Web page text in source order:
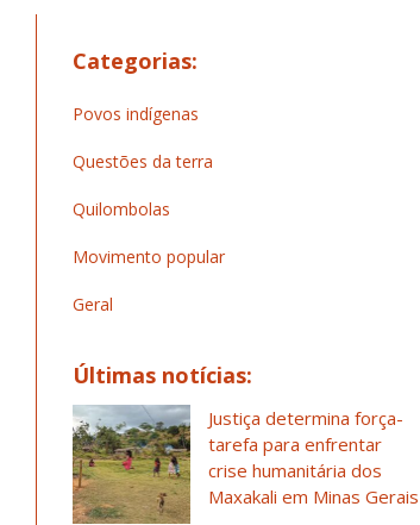
Categorias:
Povos indígenas
Questões da terra
Quilombolas
Movimento popular
Geral
Últimas notícias:
Justiça determina força-
tarefa para enfrentar
crise humanitária dos
Maxakali em Minas Gerais